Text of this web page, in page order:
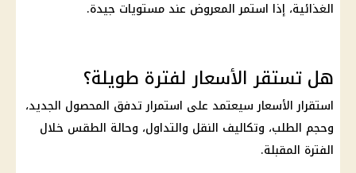
الغذائية، إذا استمر المعروض عند مستويات جيدة.
هل تستقر الأسعار لفترة طويلة؟
استقرار الأسعار سيعتمد على استمرار تدفق المحصول الجديد،
وحجم الطلب، وتكاليف النقل والتداول، وحالة الطقس خلال
الفترة المقبلة.